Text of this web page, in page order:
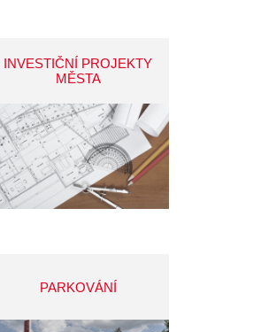
INVESTIČNÍ PROJEKTY
MĚSTA
PARKOVÁNÍ